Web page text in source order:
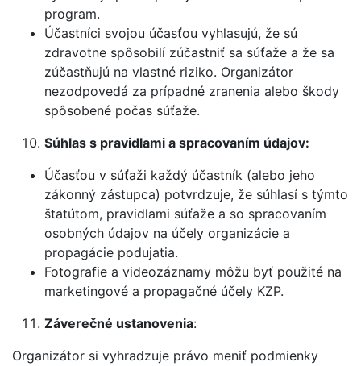
program.
Účastníci svojou účasťou vyhlasujú, že sú
zdravotne spôsobilí zúčastniť sa súťaže a že sa
zúčastňujú na vlastné riziko. Organizátor
nezodpovedá za prípadné zranenia alebo škody
spôsobené počas súťaže.
Súhlas s pravidlami a spracovaním údajov:
Účasťou v súťaži každý účastník (alebo jeho
zákonný zástupca) potvrdzuje, že súhlasí s týmto
štatútom, pravidlami súťaže a so spracovaním
osobných údajov na účely organizácie a
propagácie podujatia.
Fotografie a videozáznamy môžu byť použité na
marketingové a propagačné účely KZP.
Záverečné ustanovenia:
Organizátor si vyhradzuje právo meniť podmienky